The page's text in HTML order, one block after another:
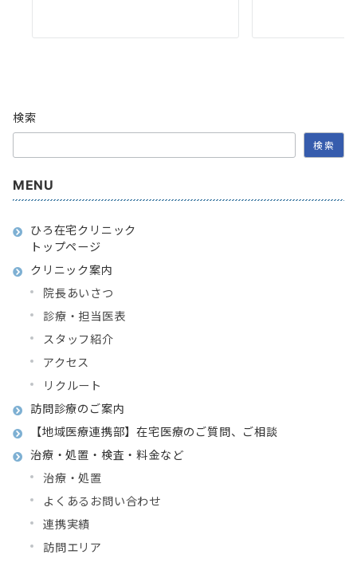
検索
検索
MENU
ひろ在宅クリニック
トップページ
クリニック案内
院長あいさつ
診療・担当医表
スタッフ紹介
アクセス
リクルート
訪問診療のご案内
【地域医療連携部】在宅医療のご質問、ご相談
治療・処置・検査・料金など
治療・処置
よくあるお問い合わせ
連携実績
訪問エリア